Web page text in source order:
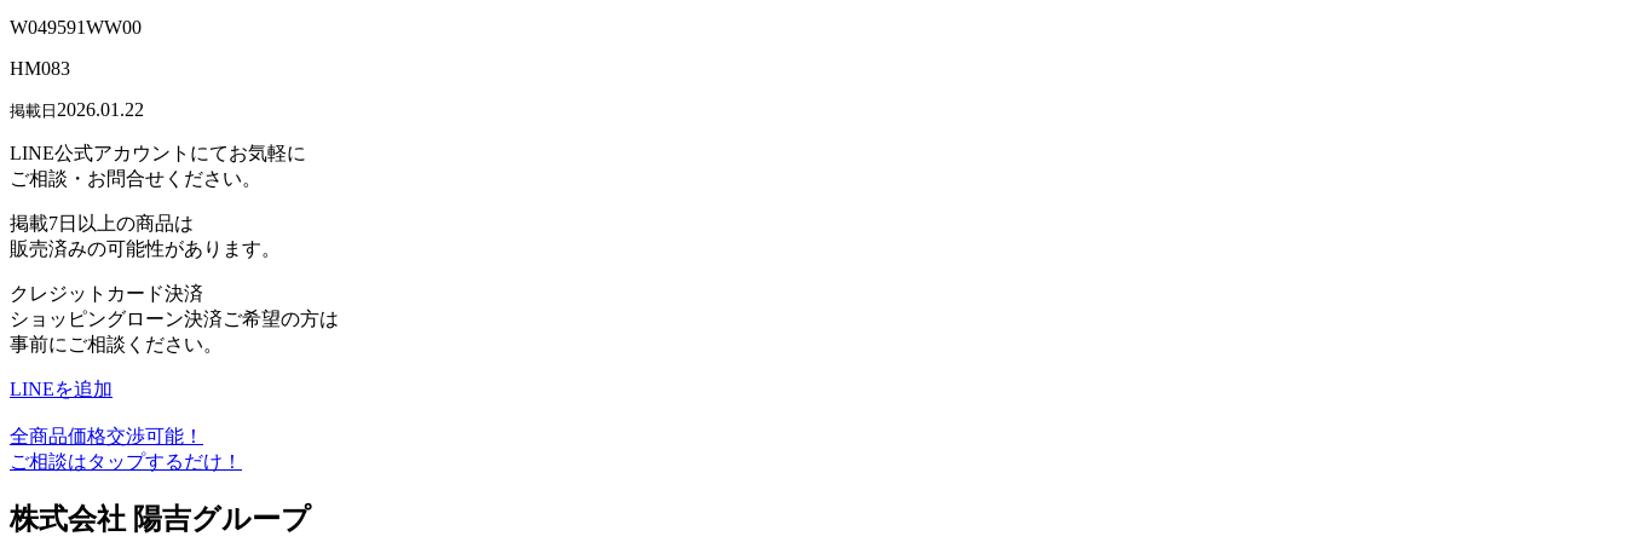
W049591WW00
HM083
掲載日 2026.01.22
LINE公式アカウントにてお気軽に
ご相談・お問合せください。
掲載7日以上の商品は
販売済みの可能性があります。
クレジットカード決済
ショッピングローン決済ご希望の方は
事前にご相談ください。
LINEを追加
全商品価格交渉可能！
ご相談はタップするだけ！
株式会社 陽吉グループ